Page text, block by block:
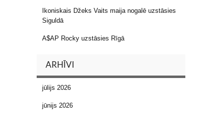
Ikoniskais Džeks Vaits maija nogalē uzstāsies
Siguldā
A$AP Rocky uzstāsies Rīgā
ARHĪVI
jūlijs 2026
jūnijs 2026